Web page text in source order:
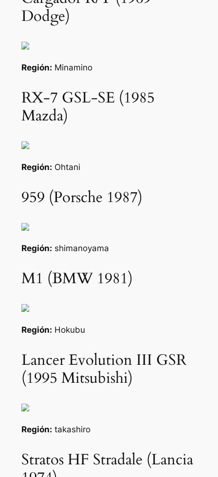
Dodge)
Región: Minamino
RX-7 GSL-SE (1985
Mazda)
Región: Ohtani
959 (Porsche 1987)
Región: shimanoyama
M1 (BMW 1981)
Región: Hokubu
Lancer Evolution III GSR
(1995 Mitsubishi)
Región: takashiro
Stratos HF Stradale (Lancia